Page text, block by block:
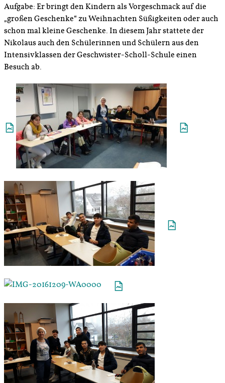
Aufgabe: Er bringt den Kindern als Vorgeschmack auf die
„großen Geschenke“ zu Weihnachten Süßigkeiten oder auch
schon mal kleine Geschenke. In diesem Jahr stattete der
Nikolaus auch den Schülerinnen und Schülern aus den
Intensivklassen der Geschwister-Scholl-Schule einen
Besuch ab.